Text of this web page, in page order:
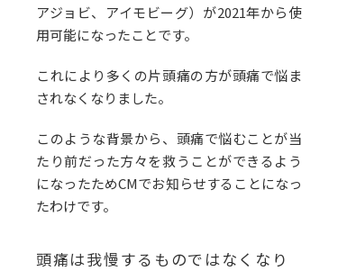
アジョビ、アイモビーグ）が2021年から使
用可能になったことです。
これにより多くの片頭痛の方が頭痛で悩ま
されなくなりました。
このような背景から、頭痛で悩むことが当
たり前だった方々を救うことができるよう
になったためCMでお知らせすることになっ
たわけです。
頭痛は我慢するものではなくなり